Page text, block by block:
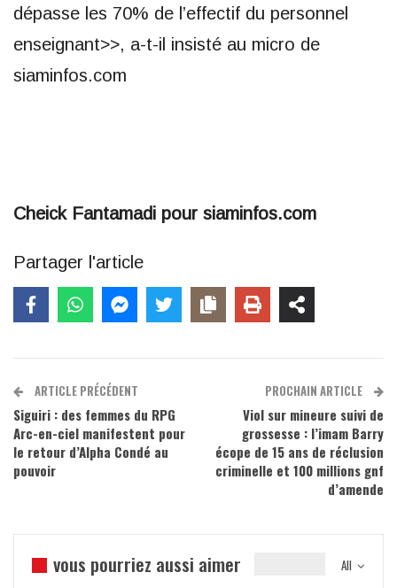
dépasse les 70% de l’effectif du personnel
enseignant>>, a-t-il insisté au micro de
siaminfos.com
Cheick Fantamadi pour siaminfos.com
Partager l'article
ARTICLE PRÉCÉDENT
Siguiri : des femmes du RPG
Arc-en-ciel manifestent pour
le retour d’Alpha Condé au
pouvoir
PROCHAIN ARTICLE
Viol sur mineure suivi de
grossesse : l’imam Barry
écope de 15 ans de réclusion
criminelle et 100 millions gnf
d’amende
All
vous pourriez aussi aimer